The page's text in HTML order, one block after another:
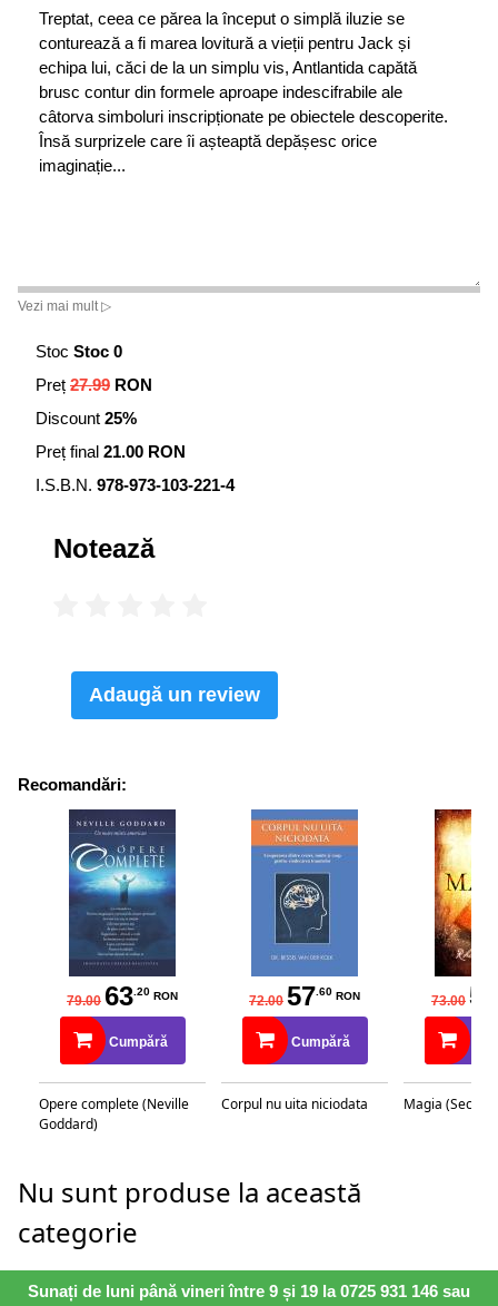
Treptat, ceea ce părea la început o simplă iluzie se
conturează a fi marea lovitură a vieții pentru Jack și
echipa lui, căci de la un simplu vis, Antlantida capătă
brusc contur din formele aproape indescifrabile ale
câtorva simboluri inscripționate pe obiectele descoperite.
Însă surprizele care îi așteaptă depășesc orice
imaginație...
Vezi mai mult ▷
Stoc Stoc 0
Preț 27.99 RON
Discount 25%
Preț final 21.00 RON
I.S.B.N. 978-973-103-221-4
Notează
Adaugă un review
Recomandări:
79.00 63.20 RON
Cumpără
Opere complete (Neville
Goddard)
72.00 57.60 RON
Cumpără
Corpul nu uita niciodata
73.00 58
Magia
Nu sunt produse la această
categorie
Sunați de luni până vineri între 9 și 19 la 0725 931 146 sau